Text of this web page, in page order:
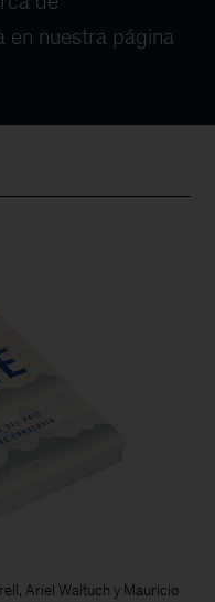
en nuestra página
Ariel Waltuch y Mauricio